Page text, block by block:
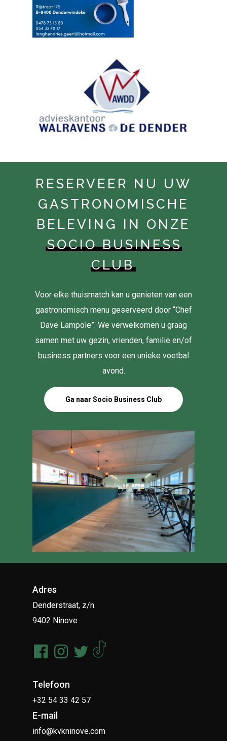
RESERVEER NU UW
GASTRONOMISCHE
BELEVING IN ONZE
SOCIO BUSINESS
CLUB
Voor elke thuismatch kan u genieten van een
gastronomisch menu geserveerd door “Chef
Dave Lampole”. We verwelkomen u graag
samen met uw gezin, vrienden, familie en/of
business partners voor een unieke voetbal
avond.
Ga naar Socio Business Club
Adres
Denderstraat, z/n
9402 Ninove
Telefoon
+32 54 33 42 57
E-mail
info@kvkninove.com